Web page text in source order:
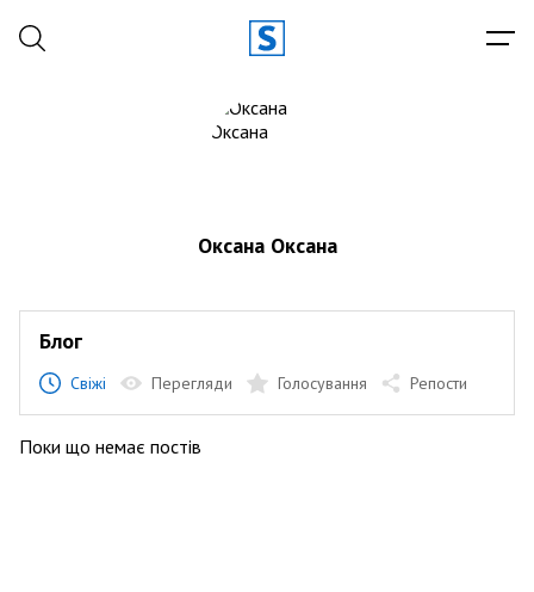
Оксана Оксана
Блог
Свіжі Перегляди Голосування Репости
Поки що немає постів